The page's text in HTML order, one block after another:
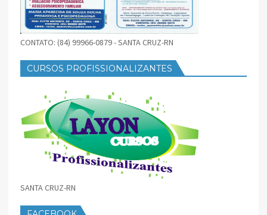
CONTATO: (84) 99966-0879 - SANTA CRUZ-RN
CURSOS PROFISSIONALIZANTES
SANTA CRUZ-RN